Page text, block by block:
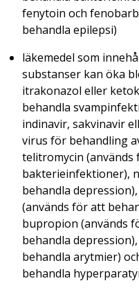
fenytoin och
behandla epilepsi)
läkemedel som
substanser kan öka
itrakonazol eller
behandla
indinavir, sakvinavir
virus för behandling
telitromycin (används
bakterieinfektioner),
behandla
(används för att
bupropion (används
behandla
behandla arytmier)
behandla